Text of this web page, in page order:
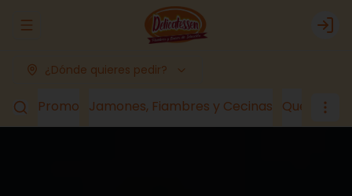
Abrir menu de navegación Login
¿Dónde quieres pedir?
Promo Jamones, Fiambres y Cecinas Quesos